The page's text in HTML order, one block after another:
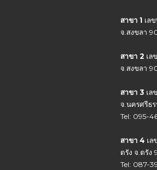
สาขา 1 เล
จ.สงขลา
สาขา 2 เล
จ.สงขลา
สาขา 3 เล
จ.นครศรีธ
Tel: 095-
สาขา 4 เล
ตรัง จ.ตรัง
Tel: 087-